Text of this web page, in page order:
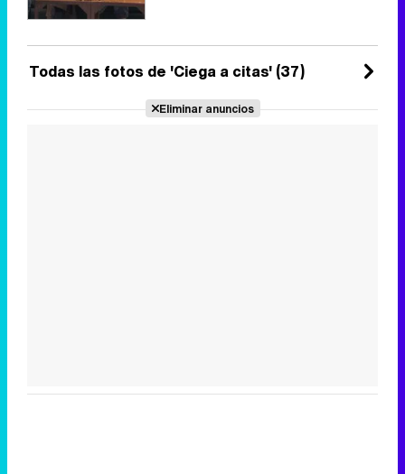
Todas las fotos de 'Ciega a citas' (37)
Eliminar anuncios